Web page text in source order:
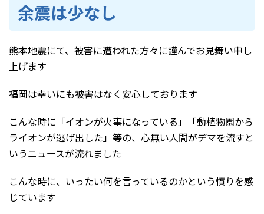
余震は少なし
熊本地震にて、被害に遭われた方々に謹んでお見舞い申し
上げます
福岡は幸いにも被害はなく安心しております
こんな時に「イオンが火事になっている」「動植物園から
ライオンが逃げ出した」等の、心無い人間がデマを流すと
いうニュースが流れました
こんな時に、いったい何を言っているのかという憤りを感
じています